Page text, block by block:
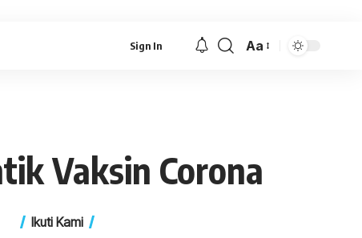
Sign In
Font
Aa
Vaksin Corona
Ikuti Kami